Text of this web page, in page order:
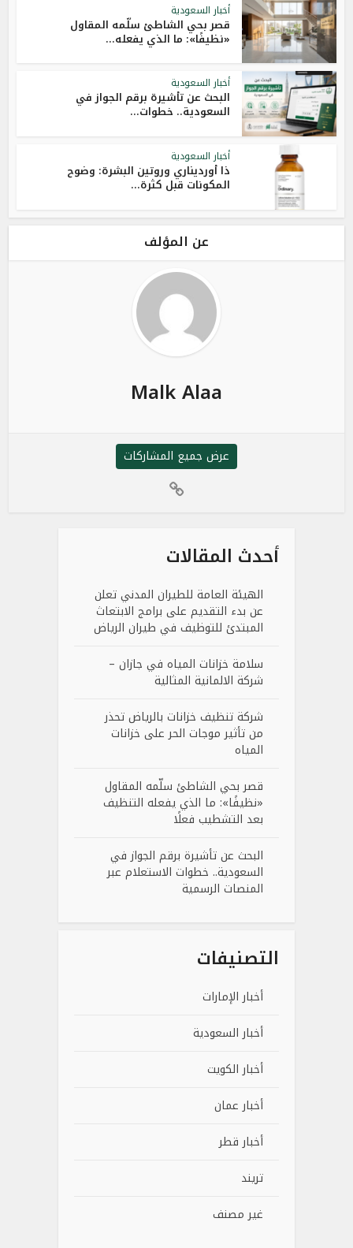
أخبار السعودية
قصر بحي الشاطئ سلّمه المقاول
«نظيفًا»: ما الذي يفعله...
أخبار السعودية
البحث عن تأشيرة برقم الجواز في
السعودية.. خطوات...
أخبار السعودية
ذا أورديناري وروتين البشرة: وضوح
المكونات قبل كثرة...
عن المؤلف
Malk Alaa
عرض جميع المشاركات
أحدث المقالات
الهيئة العامة للطيران المدني تعلن
عن بدء التقديم على برامج الابتعاث
المبتدئ للتوظيف في طيران الرياض
سلامة خزانات المياه في جازان –
شركة الالمانية المثالية
شركة تنظيف خزانات بالرياض تحذر
من تأثير موجات الحر على خزانات
المياه
قصر بحي الشاطئ سلّمه المقاول
«نظيفًا»: ما الذي يفعله التنظيف
بعد التشطيب فعلًا
البحث عن تأشيرة برقم الجواز في
السعودية.. خطوات الاستعلام عبر
المنصات الرسمية
التصنيفات
أخبار الإمارات
أخبار السعودية
أخبار الكويت
أخبار عمان
أخبار قطر
تريند
غير مصنف